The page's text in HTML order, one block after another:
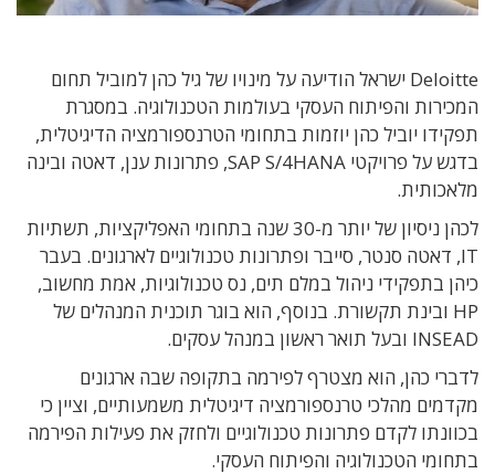
Deloitte ישראל הודיעה על מינויו של גיל כהן למוביל תחום
המכירות והפיתוח העסקי בעולמות הטכנולוגיה. במסגרת
תפקידו יוביל כהן יוזמות בתחומי הטרנספורמציה הדיגיטלית,
בדגש על פרויקטי SAP S/4HANA, פתרונות ענן, דאטה ובינה
מלאכותית.
לכהן ניסיון של יותר מ-30 שנה בתחומי האפליקציות, תשתיות
IT, דאטה סנטר, סייבר ופתרונות טכנולוגיים לארגונים. בעבר
כיהן בתפקידי ניהול במלם תים, נס טכנולוגיות, אמת מחשוב,
HP ובינת תקשורת. בנוסף, הוא בוגר תוכנית המנהלים של
INSEAD ובעל תואר ראשון במנהל עסקים.
לדברי כהן, הוא מצטרף לפירמה בתקופה שבה ארגונים
מקדמים מהלכי טרנספורמציה דיגיטלית משמעותיים, וציין כי
בכוונתו לקדם פתרונות טכנולוגיים ולחזק את פעילות הפירמה
בתחומי הטכנולוגיה והפיתוח העסקי.